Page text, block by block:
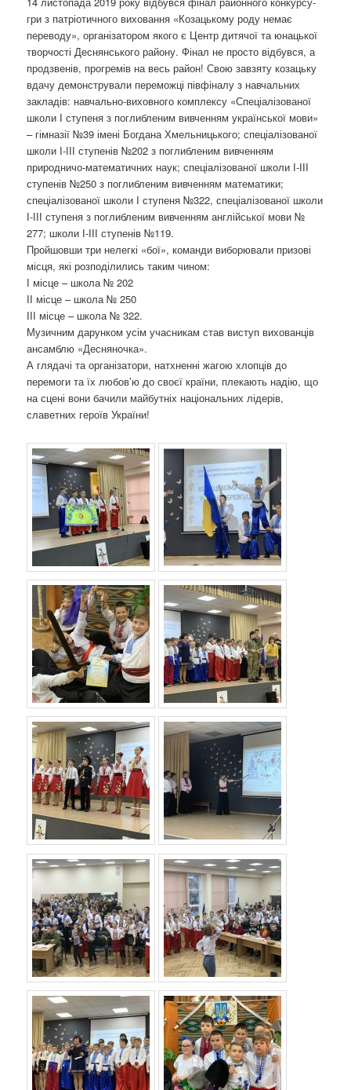
о
з
а
п
и
с
а
х
гри з патріотичного виховання «Козацькому роду немає
переводу», організатором якого є Центр дитячої та юнацької
творчості Деснянського району. Фінал не просто відбувся, а
продзвенів, прогремів на весь район! Свою завзяту козацьку
вдачу демонстрували переможці півфіналу з навчальних
закладів: навчально-виховного комплексу «Спеціалізованої
школи І ступеня з поглибленим вивченням української мови»
– гімназії №39 імені Богдана Хмельницького; спеціалізованої
школи І-ІІІ ступенів №202 з поглибленим вивченням
природничо-математичних наук; спеціалізованої школи І-ІІІ
ступенів №250 з поглибленим вивченням математики;
спеціалізованої школи І ступеня №322, спеціалізованої школи
І-ІІІ ступеня з поглибленим вивченням англійської мови №
277; школи І-ІІІ ступенів №119.
Пройшовши три нелегкі «бої», команди виборювали призові
місця, які розподілились таким чином:
І місце – школа № 202
ІІ місце – школа № 250
ІІІ місце – школа № 322.
Музичним дарунком усім учасникам став виступ вихованців
ансамблю «Десняночка».
А глядачі та організатори, натхненні жагою хлопців до
перемоги та їх любов’ю до своєї країни, плекають надію, що
на сцені вони бачили майбутніх національних лідерів,
славетних героїв України!